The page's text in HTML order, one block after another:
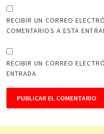
RECIBIR UN CORREO
COMENTARIOS A ESTA
RECIBIR UN CORREO
ENTRADA.